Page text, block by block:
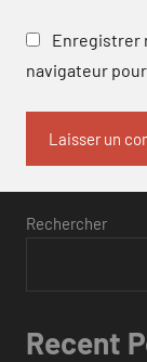
Enregistrer
navigateur
Rechercher
Recent